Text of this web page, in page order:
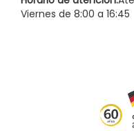
Viernes de 8:00 a 16:45